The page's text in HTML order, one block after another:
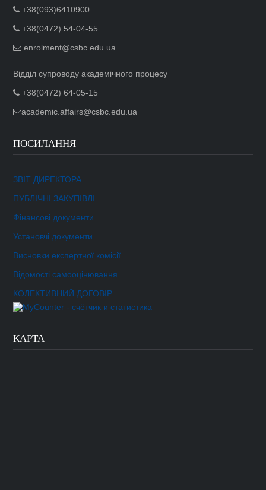
+38(093)6410900
+38(0472) 54-04-55
enrolment@csbc.edu.ua
Відділ супроводу академічного процесу
+38(0472) 64-05-15
academic.affairs@csbc.edu.ua
ПОСИЛАННЯ
ЗВІТ ДИРЕКТОРА
ПУБЛІЧНІ ЗАКУПІВЛІ
Фінансові документи
Установчі документи
Висновки експертної комісії
Відомості самооцінювання
КОЛЕКТИВНИЙ ДОГОВІР
КАРТА